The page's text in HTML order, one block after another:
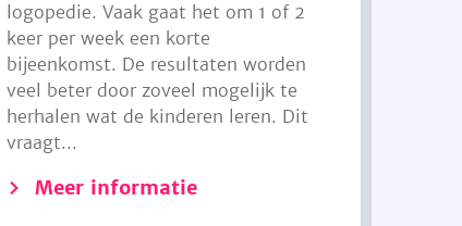
logopedie. Vaak gaat het om 1 of 2
keer per week een korte
bijeenkomst. De resultaten worden
veel beter door zoveel mogelijk te
herhalen wat de kinderen leren. Dit
vraagt...
Meer informatie